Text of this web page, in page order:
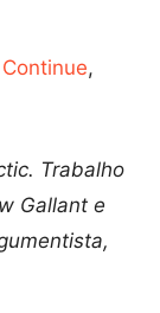
,
Trabalho
Gallant e